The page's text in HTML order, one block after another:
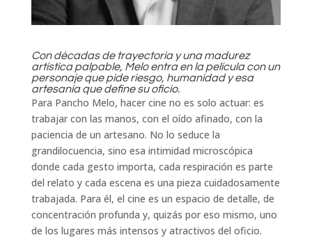
Con décadas de trayectoria y una madurez
artística palpable, Melo entra en la película con un
personaje que pide riesgo, humanidad y esa
artesanía que define su oficio.
Para Pancho Melo, hacer cine no es solo actuar: es
trabajar con las manos, con el oído afinado, con la
paciencia de un artesano. No lo seduce la
grandilocuencia, sino esa intimidad microscópica
donde cada gesto importa, cada respiración es parte
del relato y cada escena es una pieza cuidadosamente
trabajada. Para él, el cine es un espacio de detalle, de
concentración profunda y, quizás por eso mismo, uno
de los lugares más intensos y atractivos del oficio.